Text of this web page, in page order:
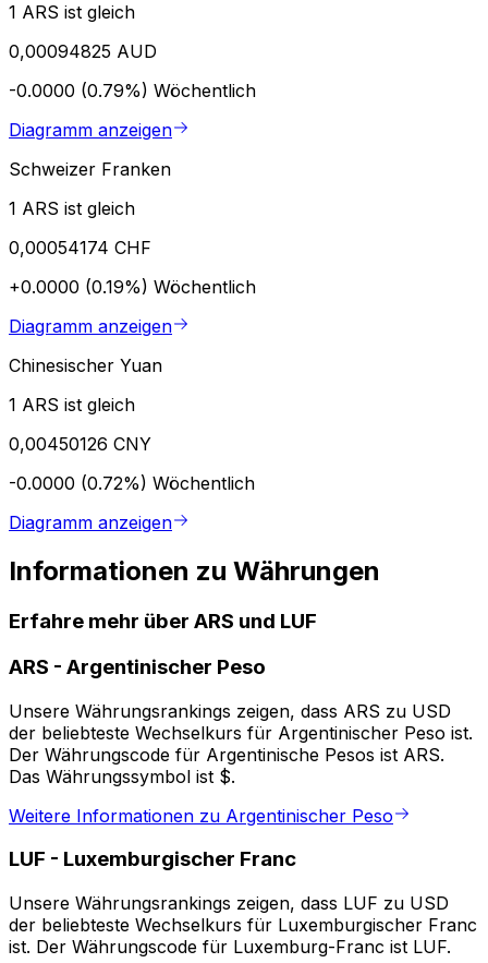
1 ARS ist gleich
0,00094825 AUD
-0.0000 (0.79%) Wöchentlich
Diagramm anzeigen
Schweizer Franken
1 ARS ist gleich
0,00054174 CHF
+0.0000 (0.19%) Wöchentlich
Diagramm anzeigen
Chinesischer Yuan
1 ARS ist gleich
0,00450126 CNY
-0.0000 (0.72%) Wöchentlich
Diagramm anzeigen
Informationen zu Währungen
Erfahre mehr über ARS und LUF
ARS - Argentinischer Peso
Unsere Währungsrankings zeigen, dass ARS zu USD
der beliebteste Wechselkurs für Argentinischer Peso ist.
Der Währungscode für Argentinische Pesos ist ARS.
Das Währungssymbol ist $.
Weitere Informationen zu Argentinischer Peso
LUF - Luxemburgischer Franc
Unsere Währungsrankings zeigen, dass LUF zu USD
der beliebteste Wechselkurs für Luxemburgischer Franc
ist. Der Währungscode für Luxemburg-Franc ist LUF.